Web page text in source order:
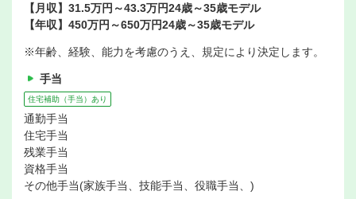
【月収】31.5万円～43.3万円24歳～35歳モデル
【年収】450万円～650万円24歳～35歳モデル
※年齢、経験、能力を考慮のうえ、規定により決定します。
手当
住宅補助（手当）あり
通勤手当
住宅手当
残業手当
資格手当
その他手当(家族手当、技能手当、役職手当、)